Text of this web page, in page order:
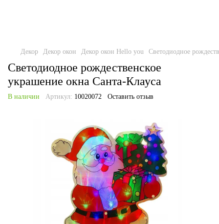
Декор Декор окон Декор окон Hello you Светодиодное
Светодиодное рождественское
украшение окна Санта-Клауса
В наличии Артикул: 10020072 Оставить отзыв